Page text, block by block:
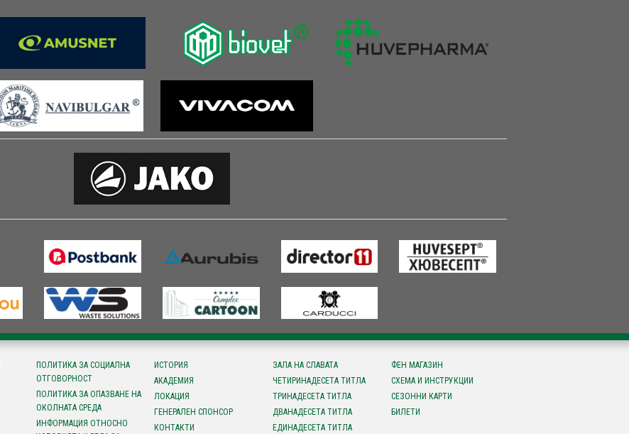
ПОЛИТИКА ЗА СОЦИАЛНА
ОТГОВОРНОСТ
ПОЛИТИКА ЗА ОПАЗВАНЕ НА
ОКОЛНАТА СРЕДА
ИНФОРМАЦИЯ ОТНОСНО
ИСТОРИЯ
АКАДЕМИЯ
ЛОКАЦИЯ
ГЕНЕРАЛЕН СПОНСОР
КОНТАКТИ
ЗАЛА НА СЛАВАТА
ЧЕТИРИНАДЕСЕТА ТИТЛА
ТРИНАДЕСЕТА ТИТЛА
ДВАНАДЕСЕТА ТИТЛА
ЕДИНАДЕСЕТА ТИТЛА
ФЕН МАГАЗИН
СХЕМА И ИНСТРУКЦИИ
СЕЗОННИ КАРТИ
БИЛЕТИ